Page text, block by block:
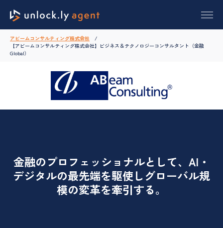
アビームコンサルティング株式会社
【アビームコンサルティング株式会社】ビジネス＆テクノロジーコンサルタント（金融
Global）
金融のプロフェッショナルとして、AI・
デジタルの最先端を駆使しグローバル規
模の変革を牽引する。